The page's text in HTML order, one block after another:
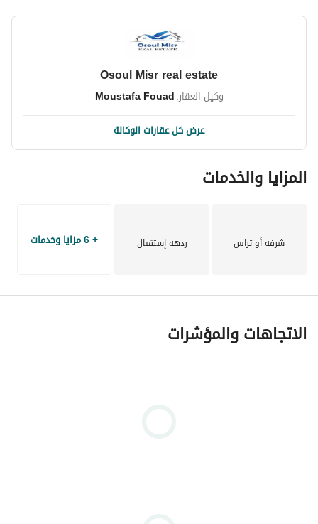
Osoul Misr real estate
وكيل العقار:Moustafa Fouad
عرض كل عقارات الوكالة
المزايا والخدمات
شرفة أو تراس ردهة إستقبال + 6 مزايا وخدمات
الاتجاهات والمؤشرات